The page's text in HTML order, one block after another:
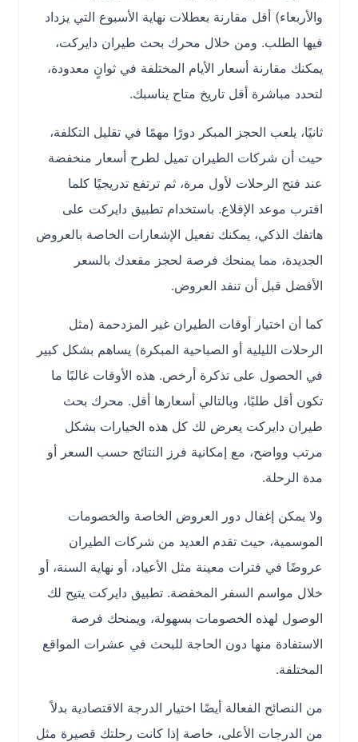
والأربعاء) أقل مقارنة بعطلات نهاية الأسبوع التي يزداد
فيها الطلب. ومن خلال محرك بحث طيران دايركت،
يمكنك مقارنة أسعار الأيام المختلفة في ثوانٍ معدودة،
لتحدد مباشرة أقل تاريخ متاح يناسبك.
ثانيًا، يلعب الحجز المبكر دورًا مهمًا في تقليل التكلفة،
حيث أن شركات الطيران تميل لطرح أسعار منخفضة
عند فتح الرحلات لأول مرة، ثم ترتفع تدريجيًا كلما
اقترب موعد الإقلاع. باستخدام تطبيق دايركت على
هاتفك الذكي، يمكنك تفعيل الإشعارات الخاصة بالعروض
الجديدة، مما يمنحك فرصة لحجز مقعدك بالسعر
الأفضل قبل أن تنفد العروض.
كما أن اختيار أوقات الطيران غير المزدحمة (مثل
الرحلات الليلية أو الصباحية المبكرة) يساهم بشكل كبير
في الحصول على تذكرة أرخص. هذه الأوقات غالبًا ما
تكون أقل طلبًا، وبالتالي أسعارها أقل. محرك بحث
طيران دايركت يعرض لك كل هذه الخيارات بشكل
مرتب وواضح، مع إمكانية فرز النتائج حسب السعر أو
مدة الرحلة.
ولا يمكن إغفال دور العروض الخاصة والخصومات
الموسمية، حيث تقدم العديد من شركات الطيران
عروضًا في فترات معينة مثل الأعياد، أو نهاية السنة، أو
خلال مواسم السفر المخفضة. تطبيق دايركت يتيح لك
الوصول لهذه الخصومات بسهولة، ويمنحك فرصة
الاستفادة منها دون الحاجة للبحث في عشرات المواقع
المختلفة.
من النصائح الفعالة أيضًا اختيار الدرجة الاقتصادية بدلاً
من الدرجات الأعلى، خاصة إذا كانت رحلتك قصيرة مثل